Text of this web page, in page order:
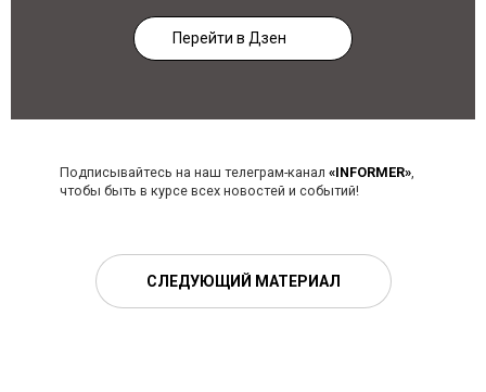
Перейти в Дзен
Подписывайтесь на наш телеграм-канал «INFORMER»,
чтобы быть в курсе всех новостей и событий!
СЛЕДУЮЩИЙ МАТЕРИАЛ